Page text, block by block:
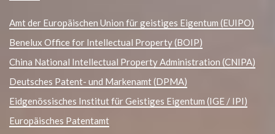
Amt der Europäischen Union für geistiges Eigentum (EUIPO)
Benelux Office for Intellectual Property (BOIP)
China National Intellectual Property Administration (CNIPA)
Deutsches Patent- und Markenamt (DPMA)
Eidgenössisches Institut für Geistiges Eigentum (IGE / IPI)
Europäisches Patentamt